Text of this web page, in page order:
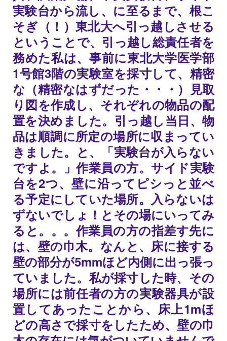
実験台から流し、に至るまで、根こ
そぎ（！）東北大へ引っ越しさせる
ということで、引っ越し総責任者を
務めた私は、事前に東北大学医学部
1号館3階の実験室を採寸して、精密
な（精密なはずだった・・・）見取
り図を作成し、それぞれの物品の配
置を決めました。引っ越し当日、物
品は順調に所定の場所に収まってい
きました。と、「実験台が入らない
ですよ。」作業員の方。サイド実験
台を2つ、壁に沿ってピシっと並べ
る予定にしていた場所。入らないは
ずないでしょ！とその場にいってみ
ると。。。作業員の方の指差す先に
は、壁の巾木。なんと、床に接する
壁の部分が5mmほど内側に出っ張っ
ていました。私が採寸した時、その
場所には前任者の方の実験器具が設
置してあったことから、床上1mほ
どの高さで採寸をしたため、壁の巾